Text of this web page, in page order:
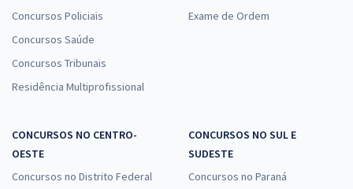
Concursos Policiais
Concursos Saúde
Concursos Tribunais
Residência Multiprofissional
Exame de Ordem
CONCURSOS NO CENTRO-
OESTE
Concursos no Distrito Federal
CONCURSOS NO SUL E
SUDESTE
Concursos no Paraná